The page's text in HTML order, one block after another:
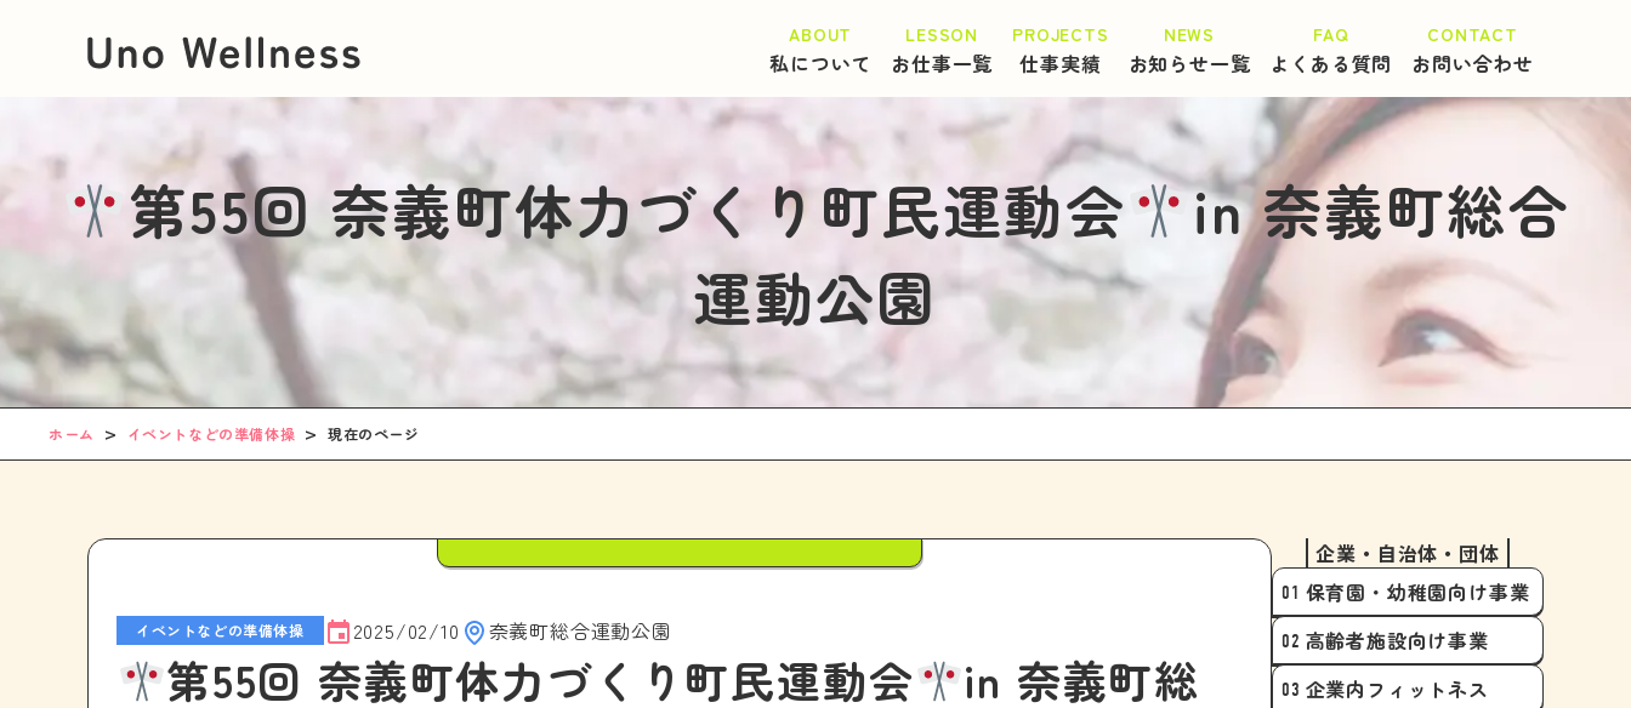
私について お仕事一覧 仕事実績 お知らせ一覧 よくある質問 お問い合わせ
第55回 奈義町体力づくり町民運動会
in 奈義町総合
運動公園
ホーム イベントなどの準備体操 現在のページ
イベントなどの準備体操 2025/02/10 奈義町総合運動公園
第55回 奈義町体力づくり町民運動会
in 奈義町総
企業・自治体・団体
保育園・幼稚園向け事業
高齢者施設向け事業
企業内フィットネス